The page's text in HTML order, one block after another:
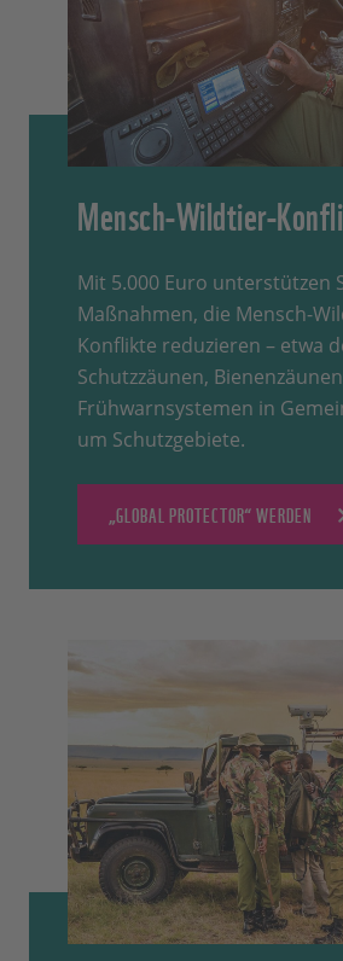
Mensch-Wildtier-
Mit 5.000 Euro unterstützen
Maßnahmen, die Mensch-
Konflikte reduzieren – etwa
Schutzzäunen,
Frühwarnsystemen in
um Schutzgebiete.
„GLOBAL PROTECTOR“ WERDEN